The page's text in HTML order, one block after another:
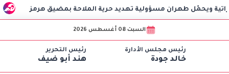
وزير طهران مسؤولية تهديد حرية الملاحة بمضيق هرمز
السبت 08 أغسطس 2026
رئيس مجلس الأدارة
خالد جودة
رئيس التحرير
هند أبو ضيف